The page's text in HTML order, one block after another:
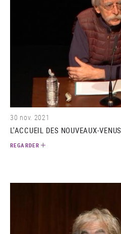
30 nov. 2021
L'ACCUEIL DES NOUVEAUX-VENUS
REGARDER